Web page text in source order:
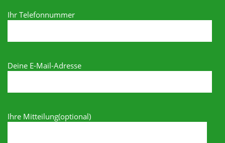
Ihr Telefonnummer
Deine E-Mail-Adresse
Ihre Mitteilung(optional)